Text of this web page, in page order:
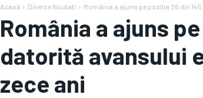
Acasă Diverse Noutati România a ajuns pe poziția 26 din
România a ajuns
datorită avansului
zece ani